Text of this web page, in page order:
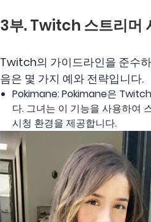
3부. Twitch 스트리머
Twitch의 가이드라인을 준수
음은 몇 가지 예와 전략입니다.
Pokimane: Pokimane은
다. 그녀는 이 기능을 사용하여
시청 환경을 제공합니다.